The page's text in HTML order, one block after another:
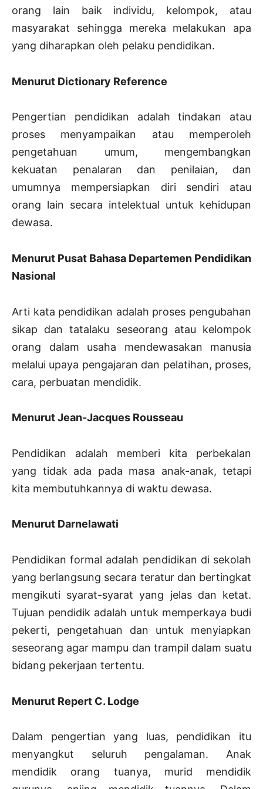
orang lain baik individu, kelompok, atau
masyarakat sehingga mereka melakukan apa
yang diharapkan oleh pelaku pendidikan.
Menurut Dictionary Reference
Pengertian pendidikan adalah tindakan atau
proses menyampaikan atau memperoleh
pengetahuan umum, mengembangkan
kekuatan penalaran dan penilaian, dan
umumnya mempersiapkan diri sendiri atau
orang lain secara intelektual untuk kehidupan
dewasa.
Menurut Pusat Bahasa Departemen Pendidikan
Nasional
Arti kata pendidikan adalah proses pengubahan
sikap dan tatalaku seseorang atau kelompok
orang dalam usaha mendewasakan manusia
melalui upaya pengajaran dan pelatihan, proses,
cara, perbuatan mendidik.
Menurut Jean-Jacques Rousseau
Pendidikan adalah memberi kita perbekalan
yang tidak ada pada masa anak-anak, tetapi
kita membutuhkannya di waktu dewasa.
Menurut Darnelawati
Pendidikan formal adalah pendidikan di sekolah
yang berlangsung secara teratur dan bertingkat
mengikuti syarat-syarat yang jelas dan ketat.
Tujuan pendidik adalah untuk memperkaya budi
pekerti, pengetahuan dan untuk menyiapkan
seseorang agar mampu dan trampil dalam suatu
bidang pekerjaan tertentu.
Menurut Repert C. Lodge
Dalam pengertian yang luas, pendidikan itu
menyangkut seluruh pengalaman. Anak
mendidik orang tuanya, murid mendidik